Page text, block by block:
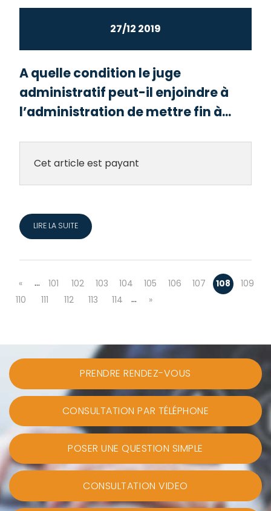
27/12 2019
A quelle condition le juge
administratif peut-il enjoindre à
l’administration de mettre fin à...
Cet article est payant
LIRE LA SUITE
« … 101 102 103 104 105 106 107 108
109
110
111 112 113 114 … »
PRENDRE RENDEZ-VOUS
CONSULTATION PAR TÉLÉPHONE
POSER UNE QUESTION SIMPLE
CONSULTATION VIDEO